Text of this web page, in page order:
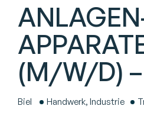
(M/W/D)
Biel Handwerk, Industrie